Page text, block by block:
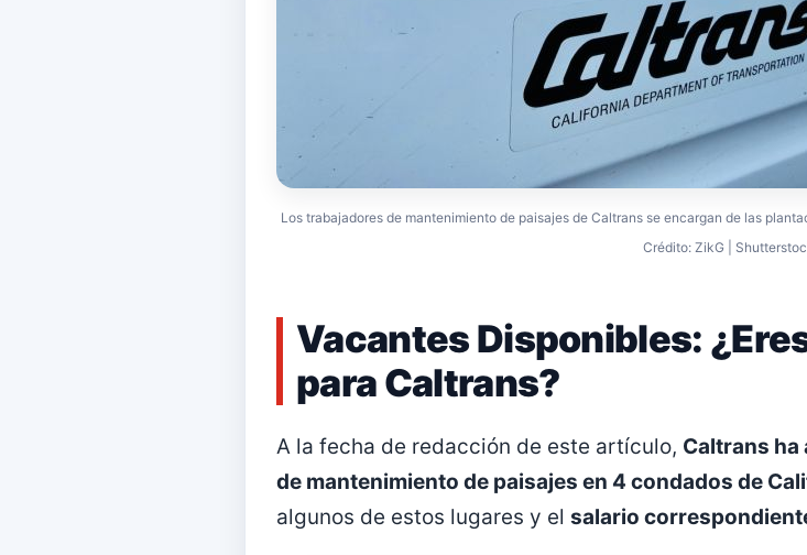
Los trabajadores de mantenimiento de paisajes de Caltrans se encargan de las
Crédito: ZikG |
Vacantes Disponibles:
para Caltrans?
A la fecha de redacción de este artículo, Caltrans
de mantenimiento de paisajes en 4 condados de
algunos de estos lugares y el salario